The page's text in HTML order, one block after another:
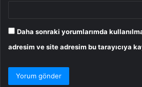
Daha sonraki yorumlarımda
adresim ve site adresim bu tarayıcıya